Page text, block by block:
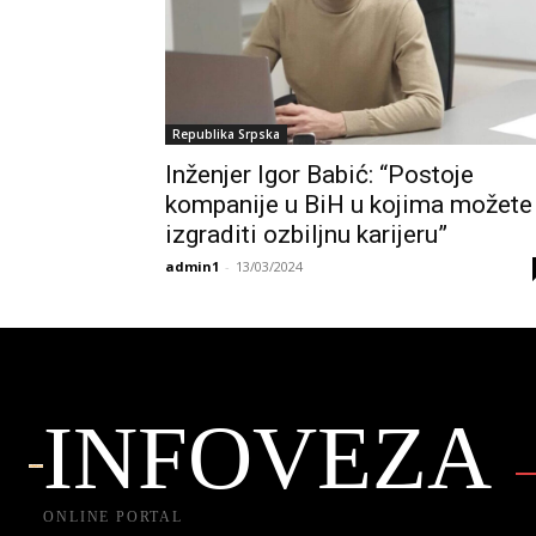
Republika Srpska
Inženjer Igor Babić: “Postoje
kompanije u BiH u kojima možete
izgraditi ozbiljnu karijeru”
admin1 - 13/03/2024
INFOVEZA
ONLINE PORTAL